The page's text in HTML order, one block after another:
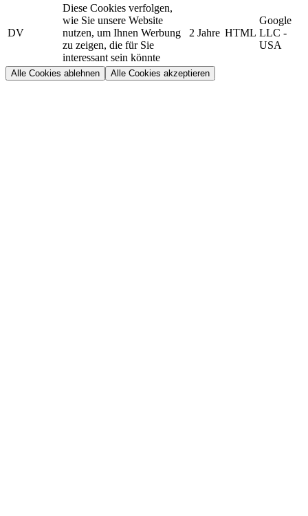
DV
Diese Cookies verfolgen,
wie Sie unsere Website
nutzen, um Ihnen Werbung
zu zeigen, die für Sie
interessant sein könnte
2 Jahre HTML
Google
LLC -
USA
Alle Cookies ablehnen Alle Cookies akzeptieren